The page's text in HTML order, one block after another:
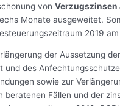
von Verzugszinsen
Monate ausgeweitet.
2019 am
der Aussetzung der
und des
sowie zur
beratenen Fällen und der